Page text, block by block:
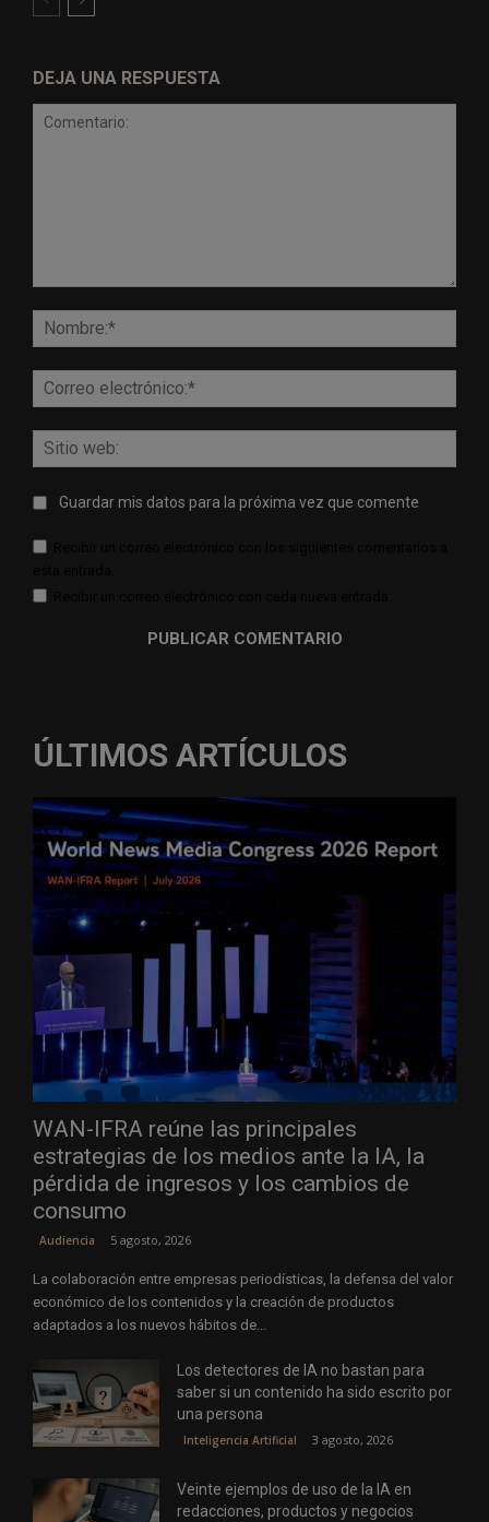
DEJA UNA RESPUESTA
Guardar mis datos para la próxima vez que comente
ÚLTIMOS ARTÍCULOS
WAN-IFRA reúne las principales
estrategias de los medios ante la IA, la
pérdida de ingresos y los cambios de
consumo
Audiencia 5 agosto, 2026
La colaboración entre empresas periodísticas, la defensa del valor
económico de los contenidos y la creación de productos
adaptados a los nuevos hábitos de...
Los detectores de IA no bastan para
saber si un contenido ha sido escrito por
una persona
Inteligencia Artificial 3 agosto, 2026
Veinte ejemplos de uso de la IA en
redacciones, productos y negocios